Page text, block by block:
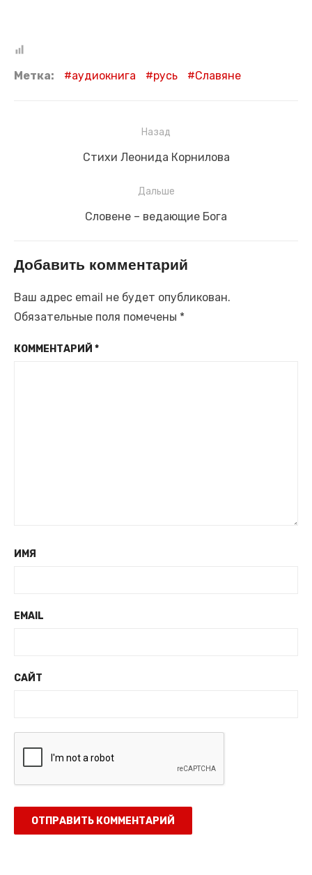
Метка: аудиокнига русь Славяне
Назад
Предыдущая
Стихи Леонида Корнилова
Дальше
Следующая
Словене – ведающие Бога
Добавить комментарий
Ваш адрес email не будет опубликован.
Обязательные поля помечены *
КОММЕНТАРИЙ *
ИМЯ
EMAIL
САЙТ